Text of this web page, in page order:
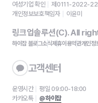
여성기업 확인
제0111-2022-
개인정보보호책임자
이윤미
링크업솔루션(C). All
하이잡 블로그소식제휴이용약관개인정
고객센터
운영시간
평일 09:00-18:00
카카오톡
@하이잡